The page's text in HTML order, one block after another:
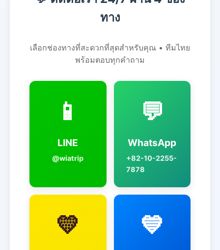
ทาง
เลือกช่องทางที่สะดวกที่สุดสำหรับคุณ • ทีมไทย
พร้อมตอบทุกคำถาม
📱
LINE
@wiatrip
💬
WhatsApp
+82-10-2255-
7878
💛 💙